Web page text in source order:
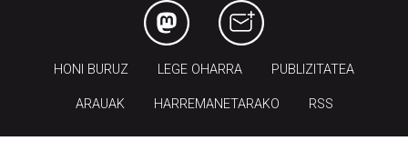
HONI BURUZ LEGE OHARRA PUBLIZITATEA
ARAUAK HARREMANETARAKO RSS